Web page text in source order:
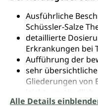
Ausführliche
Schüssler-Salze
detaillierte
Erkrankungen bei
Aufführung der
sehr
Gliederungen von
leicht verständlich
Größe DIN A5
Alle Details